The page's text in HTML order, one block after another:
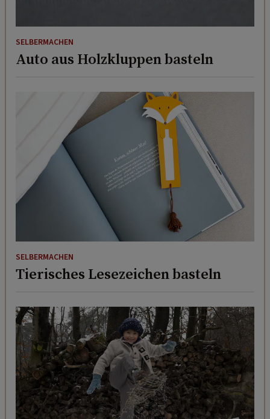
SELBERMACHEN
Auto aus Holzkluppen basteln
SELBERMACHEN
Tierisches Lesezeichen basteln